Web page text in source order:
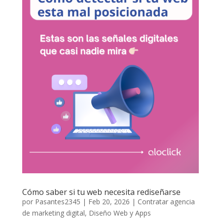
Cómo saber si tu web necesita rediseñarse
por Pasantes2345 | Feb 20, 2026 | Contratar agencia
de marketing digital, Diseño Web y Apps